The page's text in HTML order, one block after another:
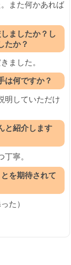
また何かあれば
ましたか？し
たか？
ました。
は何ですか？
明していただけ
と紹介します
寧。
を期待されて
た）